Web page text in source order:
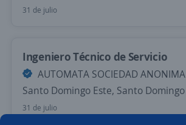
31 de julio
Ingeniero Técnico de Servicio
AUTOMATA SOCIEDAD ANONIMA
Santo Domingo Este, Santo Domingo
31 de julio